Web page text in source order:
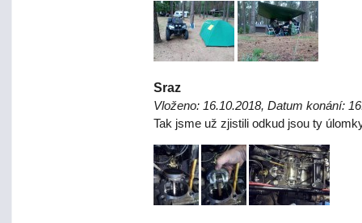
Sraz
Vloženo: 16.10.2018, Datum konání:
Tak jsme už zjistili odkud jsou ty